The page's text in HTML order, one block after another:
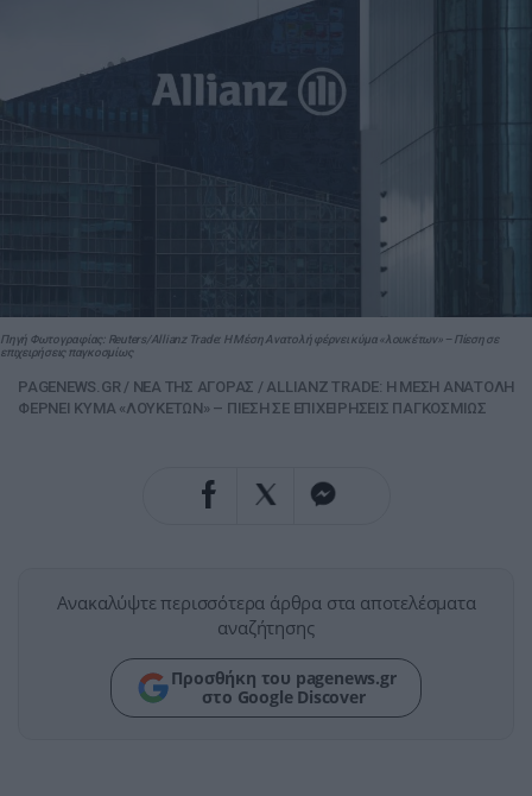
Πηγή Φωτογραφίας: Reuters/Allianz Trade: Η Μέση Ανατολή φέρνει κύμα «λουκέτων» – Πίεση σε
επιχειρήσεις παγκοσμίως
PAGENEWS.GR/ NΕΑ ΤΗΣ ΑΓΟΡΑΣ / ALLIANZ TRADE: Η ΜΕΣΗ ΑΝΑΤΟΛΗ
ΦΕΡΝΕΙ ΚΥΜΑ «ΛΟΥΚΕΤΩΝ» – ΠΙΕΣΗ ΣΕ ΕΠΙΧΕΙΡΗΣΕΙΣ ΠΑΓΚΟΣΜΙΩΣ
Ανακαλύψτε περισσότερα άρθρα στα αποτελέσματα
αναζήτησης
Προσθήκη του pagenews.gr
στο Google Discover